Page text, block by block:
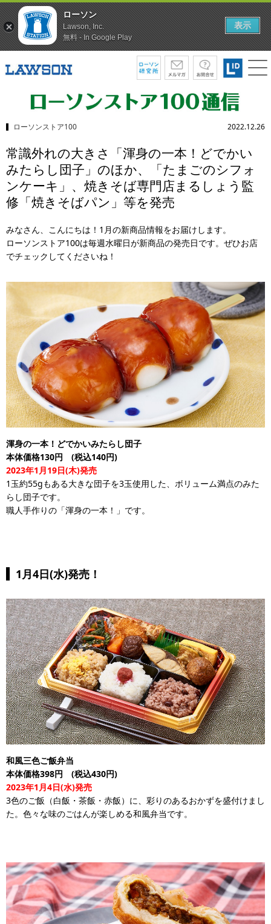
ローソンストア100 2022.12.26
常識外れの大きさ「渾身の一本！どでかい
みたらし団子」のほか、「たまごのシフォ
ンケーキ」、焼きそば専門店まるしょう監
修「焼きそばパン」等を発売
みなさん、こんにちは！1月の新商品情報をお届けします。
ローソンストア100は毎週水曜日が新商品の発売日です。ぜひお店
でチェックしてくださいね！
渾身の一本！どでかいみたらし団子
本体価格130円 (税込140円)
2023年1月19日(木)発売
1玉約55gもある大きな団子を3玉使用した、ボリューム満点のみた
らし団子です。
職人手作りの「渾身の一本！」です。
1月4日(水)発売！
和風三色ご飯弁当
本体価格398円 (税込430円)
2023年1月4日(水)発売
3色のご飯（白飯・茶飯・赤飯）に、彩りのあるおかずを盛付けまし
た。色々な味のごはんが楽しめる和風弁当です。
ローソン
Lawson, Inc.
無料 - In Google Play
表示